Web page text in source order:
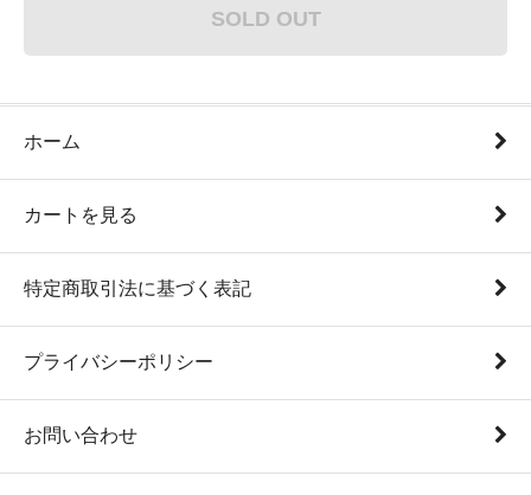
SOLD OUT
ホーム
カートを見る
特定商取引法に基づく表記
プライバシーポリシー
お問い合わせ